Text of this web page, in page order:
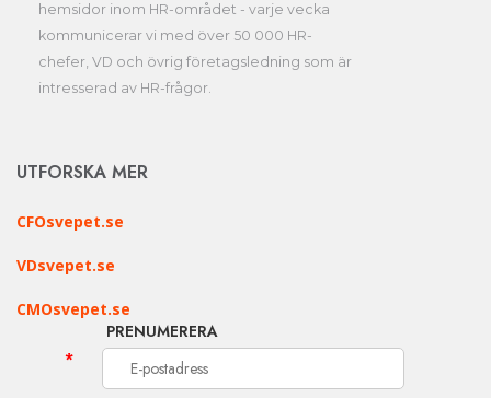
hemsidor inom HR-området - varje vecka
kommunicerar vi med över 50 000 HR-
chefer, VD och övrig företagsledning som är
intresserad av HR-frågor.
UTFORSKA MER
CFOsvepet.se
VDsvepet.se
CMOsvepet.se
PRENUMERERA
*